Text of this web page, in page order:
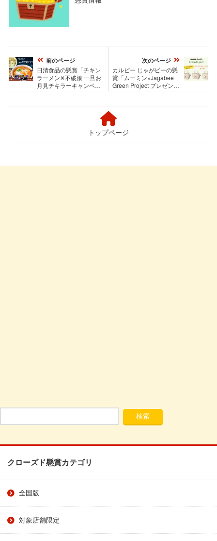
前のページ
日清食品の懸賞「チキン
ラーメン✕不破湊 一旦お
月見チキラーキャンペー
ン」
次のページ
カルビー じゃがビーの懸
賞「ムーミン×Jagabee
Green Project プレゼント
キャンペーン」
トップページ
クローズド懸賞カテゴリ
全国版
対象店舗限定